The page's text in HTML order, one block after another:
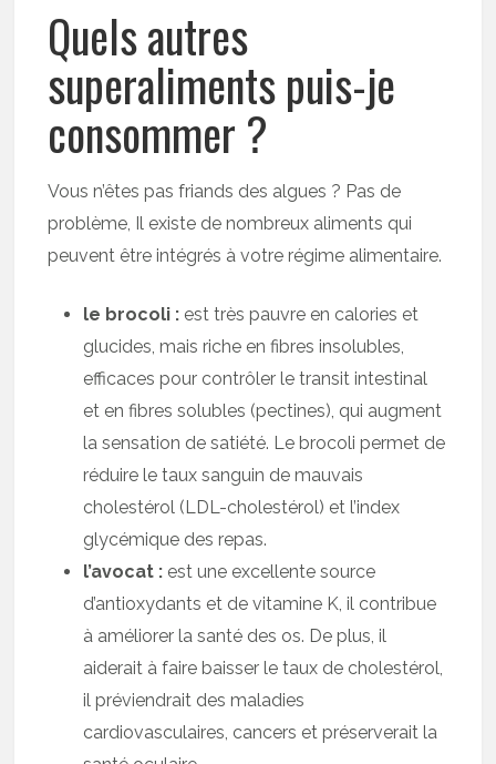
Quels autres
superaliments puis-je
consommer ?
Vous n’êtes pas friands des algues ? Pas de
problème, Il existe de nombreux aliments qui
peuvent être intégrés à votre régime alimentaire.
le brocoli : est très pauvre en calories et
glucides, mais riche en fibres insolubles,
efficaces pour contrôler le transit intestinal
et en fibres solubles (pectines), qui augment
la sensation de satiété. Le brocoli permet de
réduire le taux sanguin de mauvais
cholestérol (LDL-cholestérol) et l’index
glycémique des repas.
l’avocat : est une excellente source
d’antioxydants et de vitamine K, il contribue
à améliorer la santé des os. De plus, il
aiderait à faire baisser le taux de cholestérol,
il préviendrait des maladies
cardiovasculaires, cancers et préserverait la